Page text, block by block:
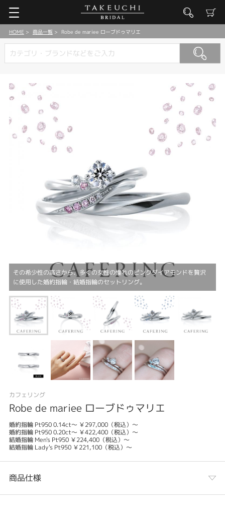
HOME 商品一覧 Robe de mariee ローブドゥマリエ
その希少性の高さから、多くの女性の憧れのピンクダイアモンドを贅沢
に使用した婚約指輪・結婚指輪のセットリング。
カフェリング
Robe de mariee ローブドゥマリエ
婚約指輪 Pt950 0.14ct～ ￥297,000（税込）～
婚約指輪 Pt950 0.20ct～ ￥422,400（税込）～
結婚指輪 Men's Pt950 ￥224,400（税込）～
結婚指輪 Lady's Pt950 ￥221,100（税込）～
商品仕様